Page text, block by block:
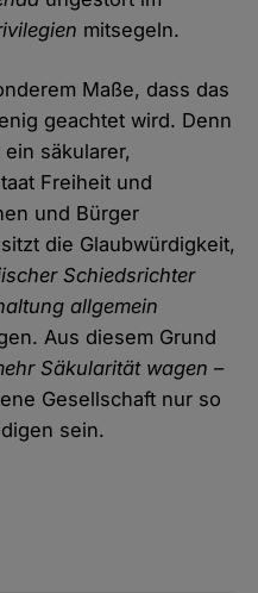
mitsegeln.
Maße, dass das
geachtet wird. Denn
säkularer,
Freiheit und
und Bürger
die Glaubwürdigkeit,
Schiedsrichter
allgemein
Aus diesem Grund
Säkularität wagen –
Gesellschaft nur so
sein.